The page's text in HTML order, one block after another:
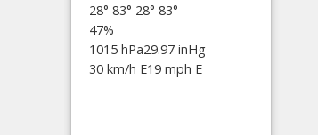
28° 83° 28° 83°
47%
1015 hPa29.97 inHg
30 km/h E19 mph E